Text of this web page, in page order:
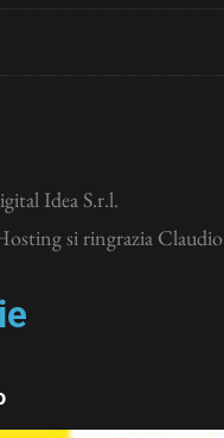
Idea S.r.l.
si ringrazia